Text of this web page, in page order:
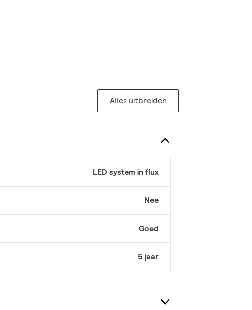
Alles uitbreiden
LED system in flux
Nee
Goed
5 jaar